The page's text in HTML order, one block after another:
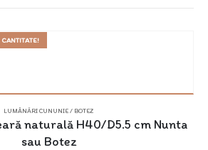
LUMÂNĂRI CUNUNIE / BOTEZ
naturală H40/D5.5 cm Nunta
sau Botez